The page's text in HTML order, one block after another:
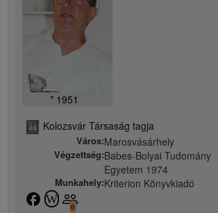
* 1951
Kolozsvár Társaság tagja
Város:Marosvásárhely
Végzettség:Babes-Bolyai Tudomány
Egyetem 1974
Munkahely:Kriterion Könyvkiadó
facebook W people_outline
6